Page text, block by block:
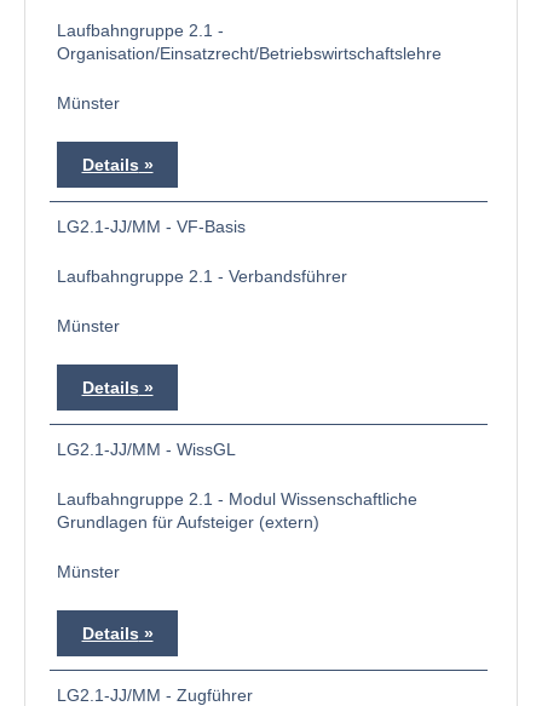
Laufbahngruppe 2.1 -
Organisation/Einsatzrecht/Betriebswirtschaftslehre
Münster
Details
LG2.1-JJ/MM - VF-Basis
Laufbahngruppe 2.1 - Verbandsführer
Münster
Details
LG2.1-JJ/MM - WissGL
Laufbahngruppe 2.1 - Modul Wissenschaftliche
Grundlagen für Aufsteiger (extern)
Münster
Details
LG2.1-JJ/MM - Zugführer